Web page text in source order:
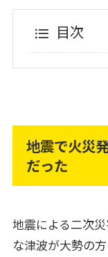
目次
地震で火災
だった
地震による二次
な津波が大勢の